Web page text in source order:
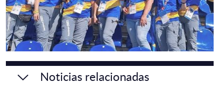
Noticias relacionadas